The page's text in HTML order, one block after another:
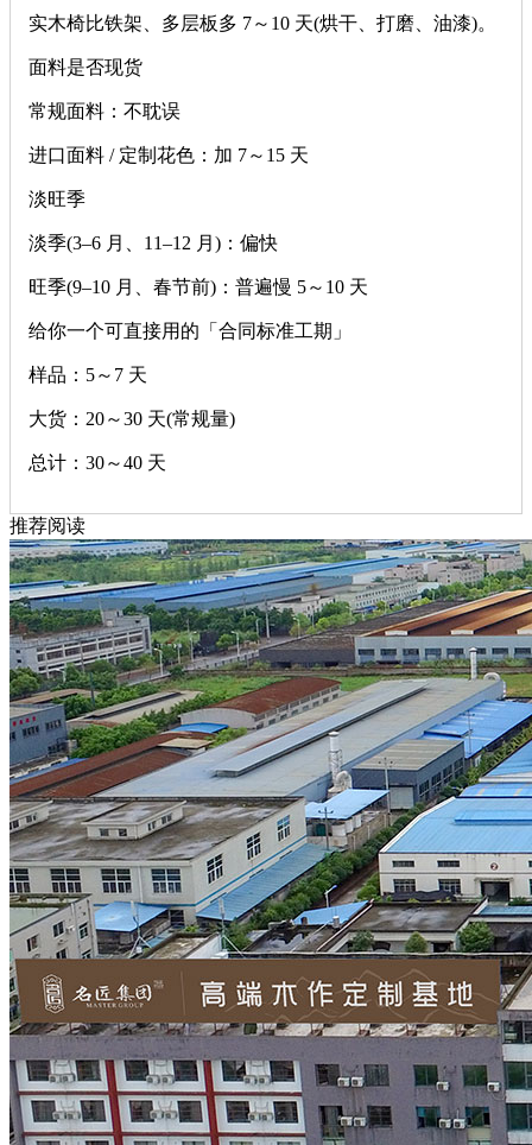
实木椅比铁架、多层板多 7～10 天(烘干、打磨、油漆)。
面料是否现货
常规面料：不耽误
进口面料 / 定制花色：加 7～15 天
淡旺季
淡季(3–6 月、11–12 月)：偏快
旺季(9–10 月、春节前)：普遍慢 5～10 天
给你一个可直接用的「合同标准工期」
样品：5～7 天
大货：20～30 天(常规量)
总计：30～40 天
推荐阅读